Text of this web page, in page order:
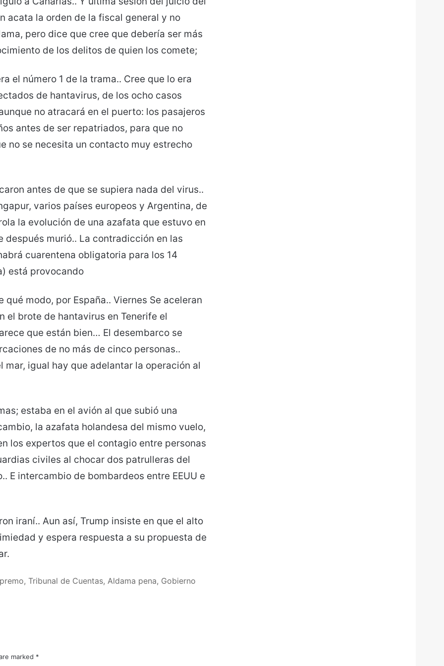
acata la orden de la fiscal general y no
pero dice que cree que debería ser más
de los delitos de quien los comete;
el número 1 de la trama.. Cree que lo era
de hantavirus, de los ocho casos
no atracará en el puerto: los pasajeros
antes de ser repatriados, para que no
no se necesita un contacto muy estrecho
antes de que se supiera nada del virus..
varios países europeos y Argentina, de
la evolución de una azafata que estuvo en
murió.. La contradicción en las
cuarentena obligatoria para los 14
está provocando
modo, por España.. Viernes Se aceleran
brote de hantavirus en Tenerife el
que están bien… El desembarco se
de no más de cinco personas..
igual hay que adelantar la operación al
estaba en el avión al que subió una
la azafata holandesa del mismo vuelo,
los expertos que el contagio entre personas
civiles al chocar dos patrulleras del
E intercambio de bombardeos entre EEUU e
iraní.. Aun así, Trump insiste en que el alto
y espera respuesta a su propuesta de
Tribunal de Cuentas, Aldama pena, Gobierno
marked *